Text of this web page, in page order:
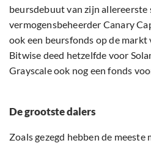
beursdebuut van zijn allereerste
vermogensbeheerder Canary
ook een beursfonds op de markt
Bitwise deed hetzelfde voor
Grayscale ook nog een fonds
De grootste dalers
Zoals gezegd hebben de meeste